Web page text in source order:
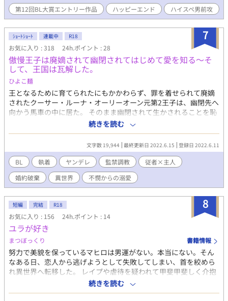
き心地は最高だった。 三十路の冒険者（苦労性の男前）×苗床の
青年（金髪緑眼・美形） 色んなプレイを含みますが、特定攻とし
ございます！！
第12回BL大賞エントリー作品
ハッピーエンド ハイスペ男前攻
7
ｼｮｰﾄｼｮｰﾄ 連載中 R18
お気に入り : 318 24h.ポイント : 28
傲慢王子は廃嫡されて幽閉されてはじめて愛を知る～そ
して、王国は瓦解した。
ひよこ麺
王となるために育てられたにもかかわらず、罪を着せられて廃嫡
されたクーサー・ルーナ・オーリーオーン元第2王子は、幽閉先へ
向かう馬車の中に居た。 そのまま幽閉されて生かされることを恥
じて馬車から飛び降り自殺を図る。 しかし、目覚めると彼はとて
も豪奢な部屋におり、その部屋で自身の母国が滅んだとの言伝を
受け取る。何故国は滅んだのか、そして何故自分はここに居るの
か。ここに閉じ込めた人物が来るまでの間、クーサーは自身の境
遇を追想をしながら考えることにした。 ※全体的に暗いです。た
だ、バッドエンドではないです。（ハッピーエンドかメリーバッ
ドエンドかは別れそうですが……）エロは後半ですがショートシ
ョートなのでそこまで入るかと。大体6話～13話位で完結予定で
す。
続きを読む
文字数 19,944 最終更新日 2022.6.15 登録日 2022.6.11
BL 執着 ヤンデレ 監禁調教
従者×主人
婚約破棄
異世界 不憫からの溺愛
8
短編 完結 R18
お気に入り : 156 24h.ポイント : 14
ユラが好き
まつぼっくり 書籍情報
努力で美貌を保っているマヒロは男運がない。本当にない。そん
なある日、恋人から逃げようとして失敗してしまい、首を絞めら
れ異世界へ転移した。 レイプや虐待を疑われて甲斐甲斐しく介抱
され、文字の勉強もさせてくれるユラに勘違いをさせていて申し
訳ないと思っていたが… ユラ(スパダリ男前)×マヒロ(不憫美人)
続きを読む